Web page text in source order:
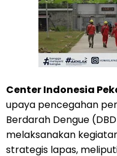
Center Indonesia
upaya pencegahan
Berdarah Dengue
melaksanakan
strategis lapas,